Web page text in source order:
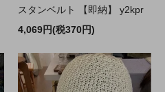
スタンベルト 【即納】 y2kpr
4,069円(税370円)